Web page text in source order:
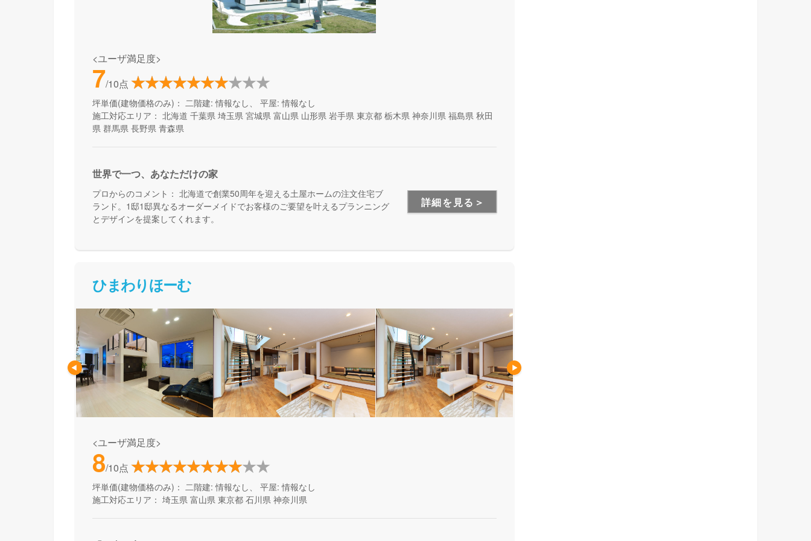
<ユーザ満足度>
7/10点
坪単価(建物価格のみ)： 二階建: 情報なし、 平屋: 情報なし
施工対応エリア： 北海道 千葉県 埼玉県 宮城県 富山県 山形県 岩手県 東京都 栃木県 神奈川県 福島県 秋田
県 群馬県 長野県 青森県
世界で一つ、あなただけの家
プロからのコメント： 北海道で創業50周年を迎える土屋ホームの注文住宅ブ
ランド。1邸1邸異なるオーダーメイドでお客様のご要望を叶えるプランニング
とデザインを提案してくれます。
詳細を見る＞
ひまわりほーむ
<ユーザ満足度>
8/10点
坪単価(建物価格のみ)： 二階建: 情報なし、 平屋: 情報なし
施工対応エリア： 埼玉県 富山県 東京都 石川県 神奈川県